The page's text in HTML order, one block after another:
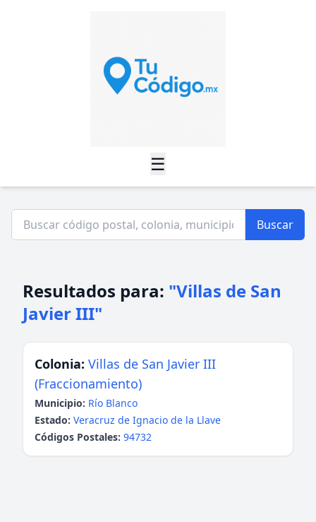
☰
Buscar
Resultados para: "Villas de San
Javier III"
Colonia: Villas de San Javier III
(Fraccionamiento)
Municipio: Río Blanco
Estado: Veracruz de Ignacio de la Llave
Códigos Postales: 94732